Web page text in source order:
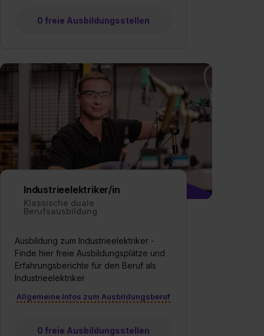
0 freie Ausbildungsstellen
Industrieelektriker/in
Klassische duale
Berufsausbildung
Ausbildung zum Industrieelektriker -
Finde hier freie Ausbildungsplätze und
Erfahrungsberichte für den Beruf als
Industrieelektriker
Allgemeine Infos zum Ausbildungsberuf
0 freie Ausbildungsstellen